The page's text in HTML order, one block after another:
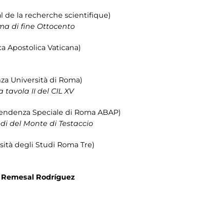
de la recherche scientifique)
di fine Ottocento
Apostolica Vaticana)
Università di Roma)
II del CIL XV
Speciale di Roma ABAP)
del Monte di Testaccio
degli Studi Roma Tre)
Rodríguez